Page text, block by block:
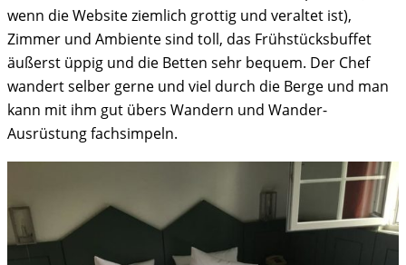
wenn die Website ziemlich grottig und veraltet ist),
Zimmer und Ambiente sind toll, das Frühstücksbuffet
äußerst üppig und die Betten sehr bequem. Der Chef
wandert selber gerne und viel durch die Berge und man
kann mit ihm gut übers Wandern und Wander-
Ausrüstung fachsimpeln.